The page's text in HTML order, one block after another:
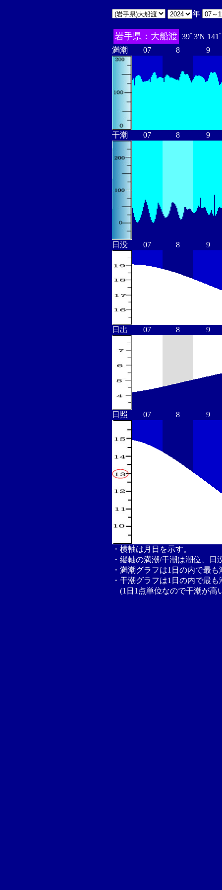
年
岩手県：大船渡 39ﾟ3'N 141
満潮
07 8 9
干潮 07 8 9
日没 07 8 9
日出 07 8 9
日照 07 8 9
・横軸は月日を示す。
・縦軸の満潮/干潮は潮位、
・満潮グラフは1日の内で最
・干潮グラフは1日の内で最
(1日1点単位なので干潮が高